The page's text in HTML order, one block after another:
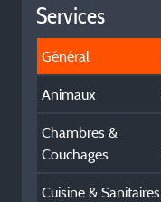
Services
Général
Animaux
Chambres &
Couchages
Cuisine & Sanitaires